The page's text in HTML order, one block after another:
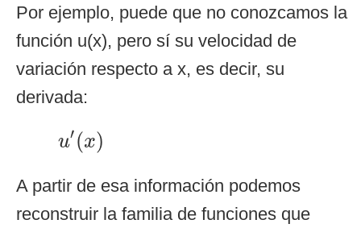
Por ejemplo, puede que no conozcamos la
función u(x), pero sí su velocidad de
variación respecto a x, es decir, su
derivada:
u′(x)
u′( )
A partir de esa información podemos
reconstruir la familia de funciones que